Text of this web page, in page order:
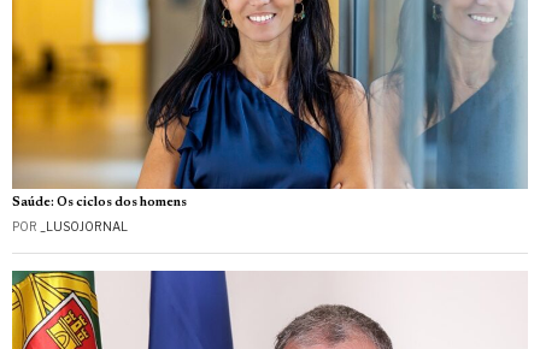
Saúde: Os ciclos dos homens
POR _LUSOJORNAL